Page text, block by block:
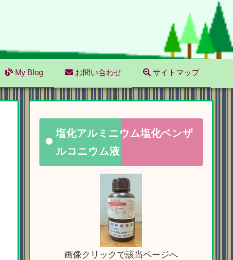
My Blog お問い合わせ サイトマップ
塩化アルミニウム塩化ベンザ
ルコニウム液
画像クリックで該当ページへ